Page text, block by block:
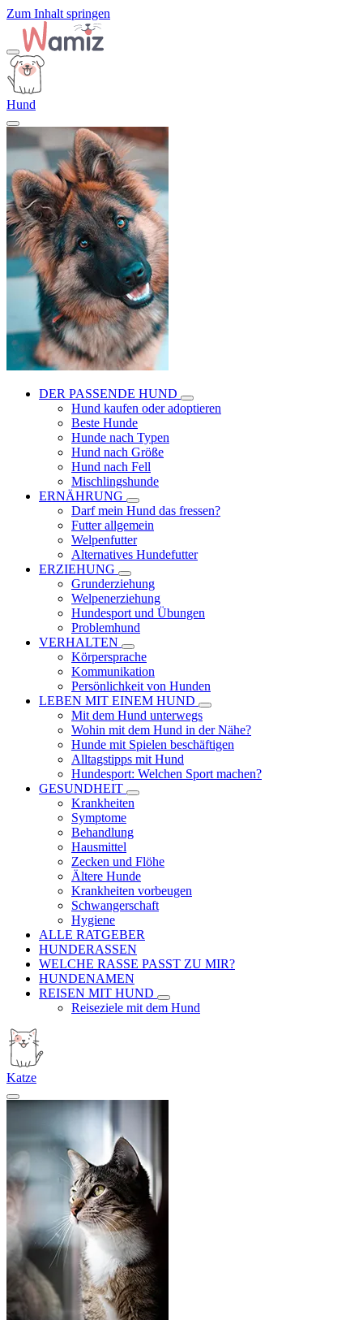
Zum Inhalt springen
Hund
DER PASSENDE HUND
Hund kaufen oder adoptieren
Beste Hunde
Hunde nach Typen
Hund nach Größe
Hund nach Fell
Mischlingshunde
ERNÄHRUNG
Darf mein Hund das fressen?
Futter allgemein
Welpenfutter
Alternatives Hundefutter
ERZIEHUNG
Grunderziehung
Welpenerziehung
Hundesport und Übungen
Problemhund
VERHALTEN
Körpersprache
Kommunikation
Persönlichkeit von Hunden
LEBEN MIT EINEM HUND
Mit dem Hund unterwegs
Wohin mit dem Hund in der Nähe?
Hunde mit Spielen beschäftigen
Alltagstipps mit Hund
Hundesport: Welchen Sport machen?
GESUNDHEIT
Krankheiten
Symptome
Behandlung
Hausmittel
Zecken und Flöhe
Ältere Hunde
Krankheiten vorbeugen
Schwangerschaft
Hygiene
ALLE RATGEBER
HUNDERASSEN
WELCHE RASSE PASST ZU MIR?
HUNDENAMEN
REISEN MIT HUND
Reiseziele mit dem Hund
Katze